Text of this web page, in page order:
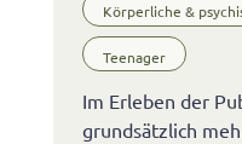
Körperliche &
Teenager
Im Erleben der
grundsätzlich